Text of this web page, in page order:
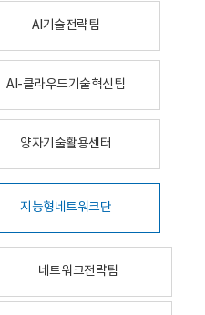
AI기술전략팀
AI-클라우드기술혁신팀
양자기술활용센터
지능형네트워크단
네트워크전략팀